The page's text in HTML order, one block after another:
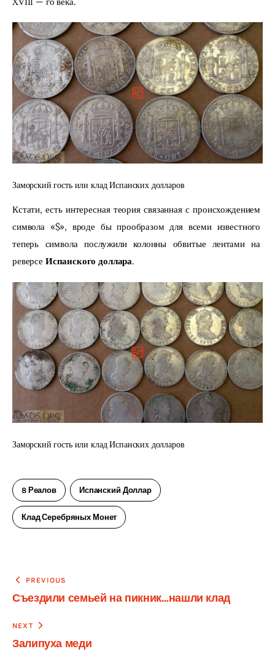
Заморский гость или клад Испанских долларов
Кстати, есть интересная теория связанная с происхождением
символа «$», вроде бы прообразом для всеми известного
теперь символа послужили колонны обвитые лентами на
реверсе Испанского доллара.
Заморский гость или клад Испанских долларов
8 Реалов Испанский Доллар
Клад Серебряных Монет
Навигация
по
записям
PREVIOUS
Съездили семьей на пикник…нашли клад
NEXT
Залипуха меди